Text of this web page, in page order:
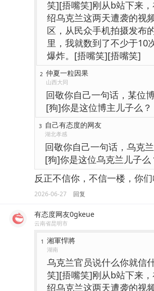
笑][捂嘴笑]刚从b站下来
绍乌克兰这两天遭袭的视
区，从民众手机拍摄发布
里，我就数到了不少于10
爆炸。[捂嘴笑][捂嘴笑]
2 仲夏一粒因果
山西大同
回敬你自己一句话，某位
[狗]你是这位博主儿子么？
3 自己有态度的网友
湖北孝感
回敬你自己一句话，乌克
[狗]你是这位乌克兰儿子么
反正不信你，不信一楼，你
2026-06-27 回复
有态度网友0gkeue
云南省昆明市
1 湘軍悍將
湖南
乌克兰官员说什么你就信
笑][捂嘴笑]刚从b站下来
绍乌克兰这两天遭袭的视